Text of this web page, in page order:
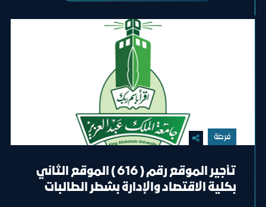
فرصة
تأجير الموقع رقم ( 616 ) الموقع الثاني
بكلية الاقتصاد والإدارة بشطر الطالبات